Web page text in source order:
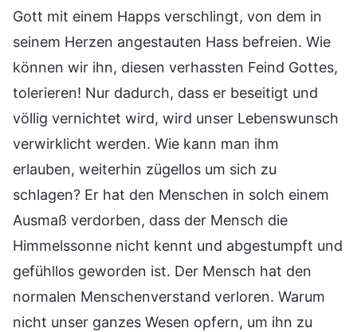
Gott mit einem Happs verschlingt, von dem in
seinem Herzen angestauten Hass befreien. Wie
können wir ihn, diesen verhassten Feind Gottes,
tolerieren! Nur dadurch, dass er beseitigt und
völlig vernichtet wird, wird unser Lebenswunsch
verwirklicht werden. Wie kann man ihm
erlauben, weiterhin zügellos um sich zu
schlagen? Er hat den Menschen in solch einem
Ausmaß verdorben, dass der Mensch die
Himmelssonne nicht kennt und abgestumpft und
gefühllos geworden ist. Der Mensch hat den
normalen Menschenverstand verloren. Warum
nicht unser ganzes Wesen opfern, um ihn zu